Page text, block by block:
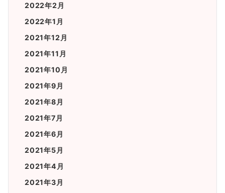
2022年2月
2022年1月
2021年12月
2021年11月
2021年10月
2021年9月
2021年8月
2021年7月
2021年6月
2021年5月
2021年4月
2021年3月